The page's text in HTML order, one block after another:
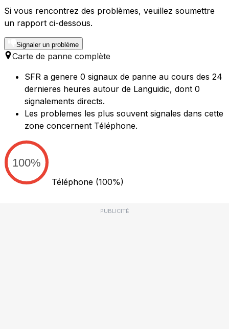
Si vous rencontrez des problèmes, veuillez soumettre
un rapport ci-dessous.
Signaler un problème
Carte de panne complète
SFR a genere 0 signaux de panne au cours des 24
dernieres heures autour de Languidic, dont 0
signalements directs.
Les problemes les plus souvent signales dans cette
zone concernent Téléphone.
100%
Téléphone (100%)
PUBLICITÉ